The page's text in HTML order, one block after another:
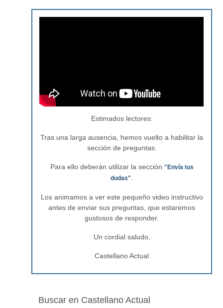
Estimados lectores:
Tras una larga ausencia, hemos vuelto a habilitar la
sección de preguntas.
Para ello deberán utilizar la sección "Envía tus
dudas".
Los animamos a ver este pequeño video instructivo
antes de enviar sus preguntas, que estaremos
gustosos de responder.
Un cordial saludo,
Castellano Actual
Buscar en Castellano Actual